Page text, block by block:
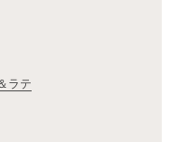
ラテ